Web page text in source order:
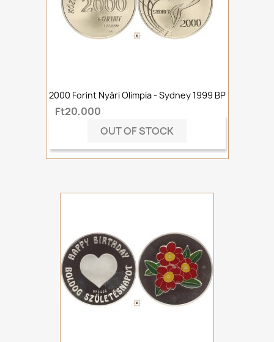
2000 Forint Nyári Olimpia - Sydney 1999 BP
Ft20,000
OUT OF STOCK